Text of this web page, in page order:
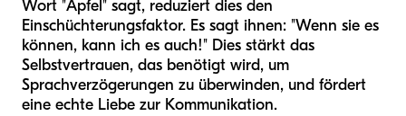
Wort "Apfel" sagt, reduziert dies den
Einschüchterungsfaktor. Es sagt ihnen: "Wenn sie es
können, kann ich es auch!" Dies stärkt das
Selbstvertrauen, das benötigt wird, um
Sprachverzögerungen zu überwinden, und fördert
eine echte Liebe zur Kommunikation.